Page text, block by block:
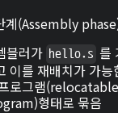
계(Assembly
블러가 hello.s 를
이를 재배치가 가능
로그램
형태로 묶음